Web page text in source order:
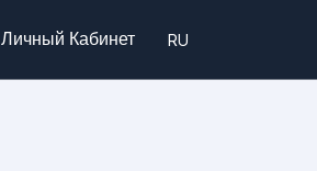
Личный Кабинет